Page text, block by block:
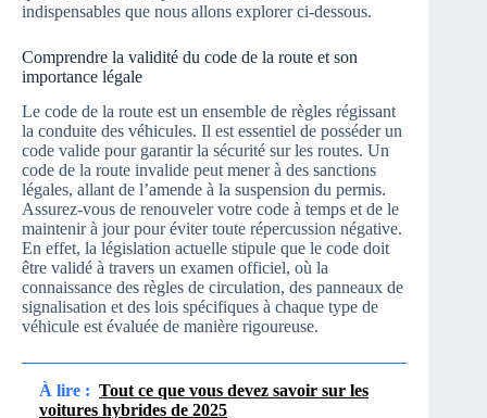
indispensables que nous allons explorer ci-dessous.
Comprendre la validité du code de la route et son
importance légale
Le code de la route est un ensemble de règles régissant
la conduite des véhicules. Il est essentiel de posséder un
code valide pour garantir la sécurité sur les routes. Un
code de la route invalide peut mener à des sanctions
légales, allant de l’amende à la suspension du permis.
Assurez-vous de renouveler votre code à temps et de le
maintenir à jour pour éviter toute répercussion négative.
En effet, la législation actuelle stipule que le code doit
être validé à travers un examen officiel, où la
connaissance des règles de circulation, des panneaux de
signalisation et des lois spécifiques à chaque type de
véhicule est évaluée de manière rigoureuse.
À lire : Tout ce que vous devez savoir sur les
voitures hybrides de 2025